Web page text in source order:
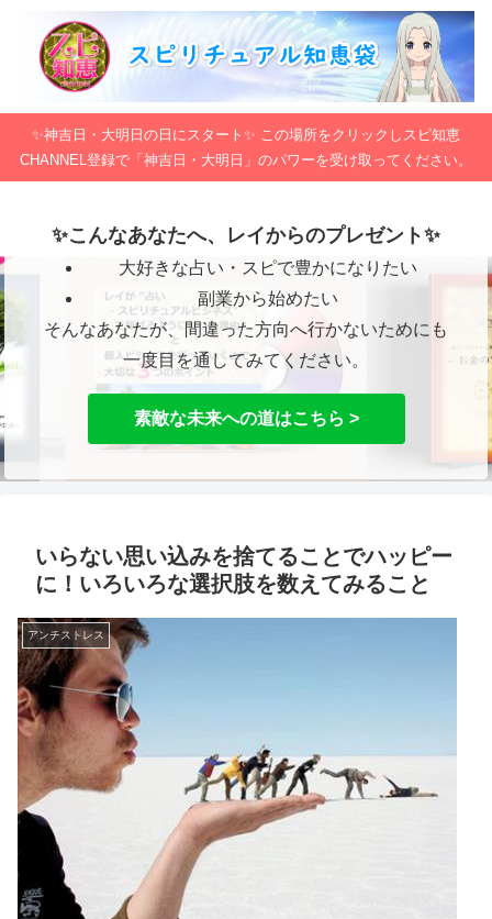
✨神吉日・大明日の日にスタート✨ この場所をクリックしスピ知恵
CHANNEL登録で「神吉日・大明日」のパワーを受け取ってください。
✨こんなあなたへ、レイからのプレゼント✨
大好きな占い・スピで豊かになりたい
副業から始めたい
そんなあなたが、間違った方向へ行かないためにも
一度目を通してみてください。
素敵な未来への道はこちら >
いらない思い込みを捨てることでハッピー
に！いろいろな選択肢を数えてみること
アンチストレス